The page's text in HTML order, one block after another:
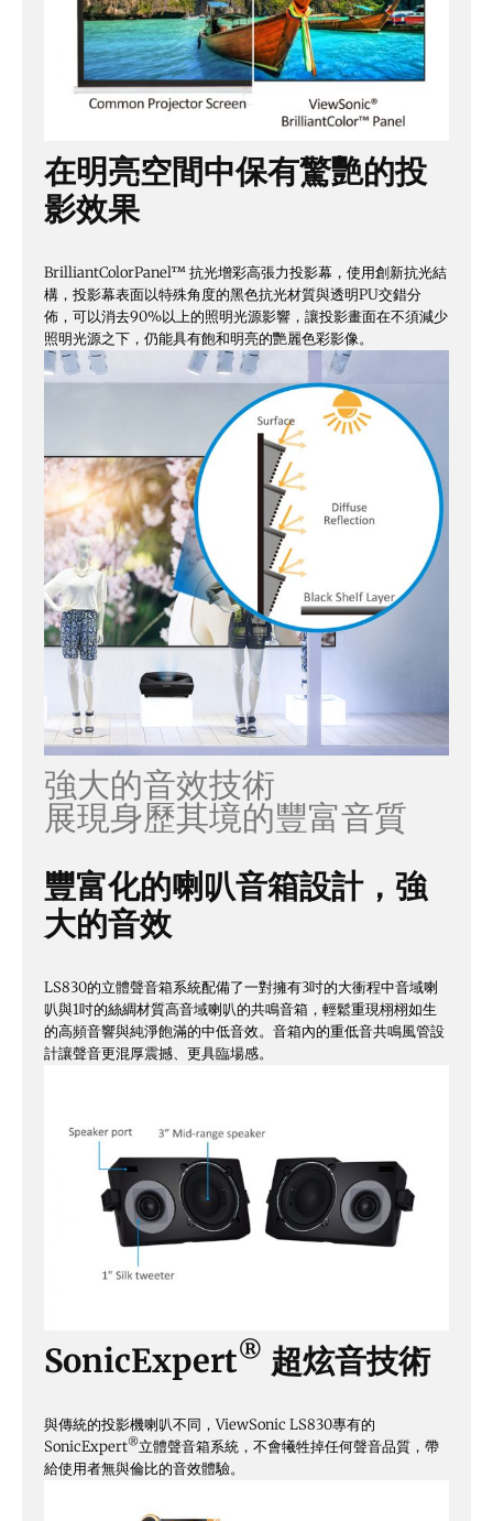
在明亮空間中保有驚艷的投
影效果
BrilliantColorPanel™ 抗光增彩高張力投影幕，使用創新抗光結
構，投影幕表面以特殊角度的黑色抗光材質與透明PU交錯分
佈，可以消去90%以上的照明光源影響，讓投影畫面在不須減少
照明光源之下，仍能具有飽和明亮的艷麗色彩影像。
強大的音效技術
展現身歷其境的豐富音質
豐富化的喇叭音箱設計，強
大的音效
LS830的立體聲音箱系統配備了一對擁有3吋的大衝程中音域喇
叭與1吋的絲綢材質高音域喇叭的共鳴音箱，輕鬆重現栩栩如生
的高頻音響與純淨飽滿的中低音效。音箱內的重低音共鳴風管設
計讓聲音更混厚震撼、更具臨場感。
SonicExpert® 超炫音技術
與傳統的投影機喇叭不同，ViewSonic LS830專有的
SonicExpert®立體聲音箱系統，不會犧牲掉任何聲音品質，帶
給使用者無與倫比的音效體驗。